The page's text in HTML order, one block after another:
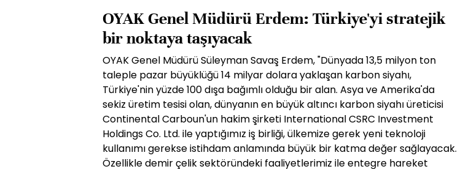
OYAK Genel Müdürü Erdem: Türkiye'yi stratejik
bir noktaya taşıyacak
OYAK Genel Müdürü Süleyman Savaş Erdem, "Dünyada 13,5 milyon ton
taleple pazar büyüklüğü 14 milyar dolara yaklaşan karbon siyahı,
Türkiye'nin yüzde 100 dışa bağımlı olduğu bir alan. Asya ve Amerika'da
sekiz üretim tesisi olan, dünyanın en büyük altıncı karbon siyahı üreticisi
Continental Carboun'un hakim şirketi International CSRC Investment
Holdings Co. Ltd. ile yaptığımız iş birliği, ülkemize gerek yeni teknoloji
kullanımı gerekse istihdam anlamında büyük bir katma değer sağlayacak.
Özellikle demir çelik sektöründeki faaliyetlerimiz ile entegre hareket